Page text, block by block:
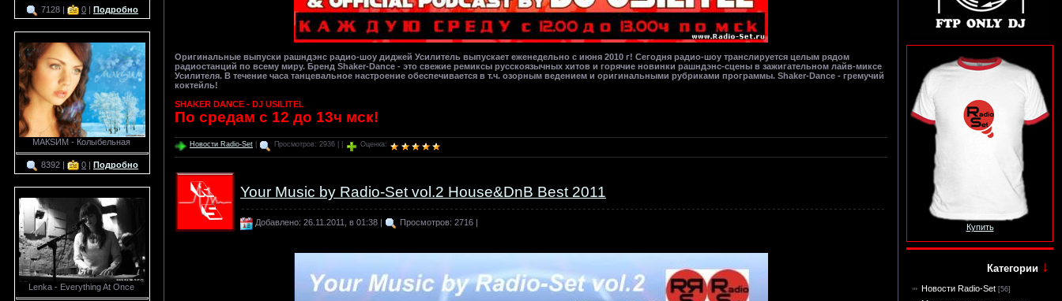
7128 | 0 | Подробно
МАКSИМ - Колыбельная
8392 | 0 | Подробно
Lenka - Everything At Once
Оригинальные выпуски рашндэнс радио-шоу диджей Усилитель выпускает еженедельно с июня 2010 г! Сегодня радио-шоу транслируется целым рядом
радиостанций по всему миру. Бренд Shaker-Dance - это свежие ремиксы русскоязычных хитов и горячие новинки рашндэнс-сцены в зажигательном лайв-миксе
Усилителя. В течение часа танцевальное настроение обеспечивается в т.ч. озорным ведением и оригинальными рубриками программы. Shaker-Dance - гремучий
коктейль!
SHAKER DANCE - DJ USILITEL
По средам с 12 до 13ч мск!
Новости Radio-Set Просмотров: 2936 | | Оценка:
Your Music by Radio-Set vol.2 House&DnB Best 2011
Добавлено: 26.11.2011, в 01:38 | Просмотров: 2716 | Купить
Категории ↓
Новости Radio-Set [56]